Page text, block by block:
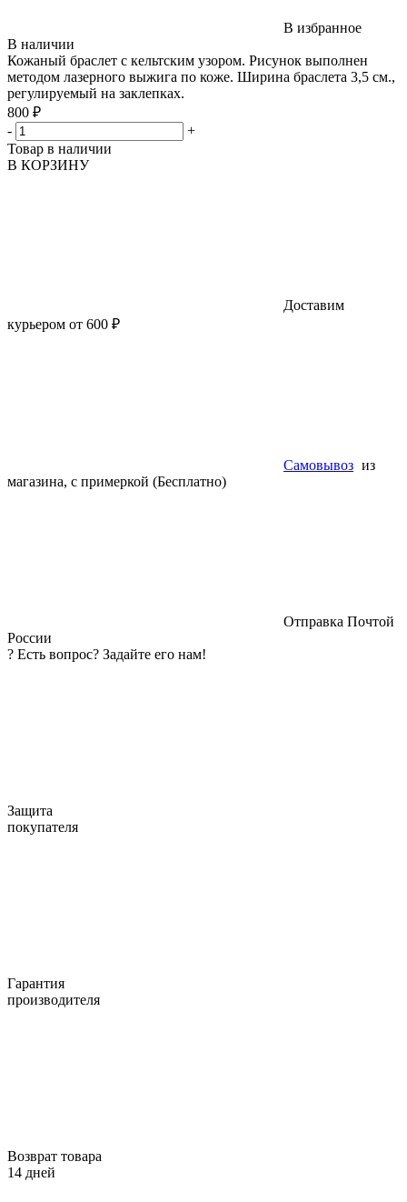
В избранное
В наличии
Кожаный браслет с кельтским узором. Рисунок выполнен
методом лазерного выжига по коже. Ширина браслета 3,5 см.,
регулируемый на заклепках.
800 ₽
-
+
Товар в наличии
В КОРЗИНУ
Доставим
курьером от 600 ₽
Самовывоз из
магазина, с примеркой (Бесплатно)
Отправка Почтой
России
? Есть вопрос? Задайте его нам!
Защита
покупателя
Гарантия
производителя
Возврат товара
14 дней